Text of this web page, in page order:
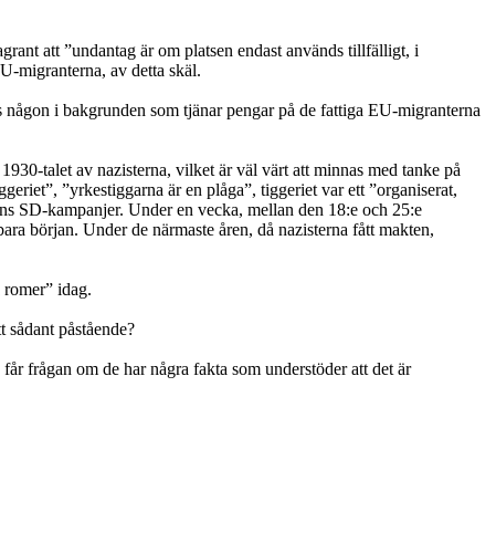
att ”undantag är om platsen endast används tillfälligt, i
migranterna, av detta skäl.
i bakgrunden som tjänar pengar på de fattiga EU-migranterna
talet av nazisterna, vilket är väl värt att minnas med tanke på
”yrkestiggarna är en plåga”, tiggeriet var ett ”organiserat,
SD-kampanjer. Under en vecka, mellan den 18:e och 25:e
början. Under de närmaste åren, då nazisterna fått makten,
idag.
påstående?
frågan om de har några fakta som understöder att det är